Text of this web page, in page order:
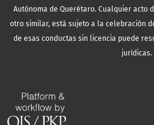
Autónoma de Querétaro. Cualquier acto
otro similar, está sujeto a la celebración
de esas conductas sin licencia puede
jurídicas.